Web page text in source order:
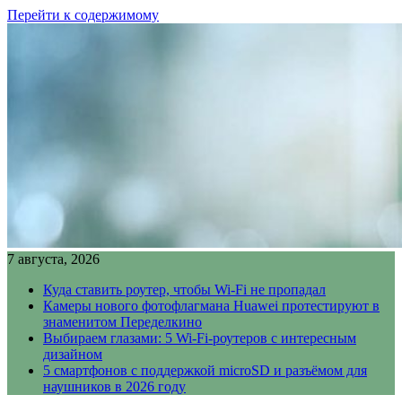
Перейти к содержимому
7 августа, 2026
Куда ставить роутер, чтобы Wi-Fi не пропадал
Камеры нового фотофлагмана Huawei протестируют в
знаменитом Переделкино
Выбираем глазами: 5 Wi-Fi-роутеров с интересным
дизайном
5 смартфонов с поддержкой microSD и разъёмом для
наушников в 2026 году